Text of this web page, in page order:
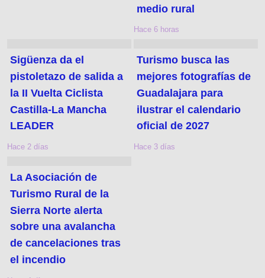
medio rural
Hace 6 horas
Sigüenza da el
pistoletazo de salida a
la II Vuelta Ciclista
Castilla-La Mancha
LEADER
Hace 2 días
Turismo busca las
mejores fotografías de
Guadalajara para
ilustrar el calendario
oficial de 2027
Hace 3 días
La Asociación de
Turismo Rural de la
Sierra Norte alerta
sobre una avalancha
de cancelaciones tras
el incendio